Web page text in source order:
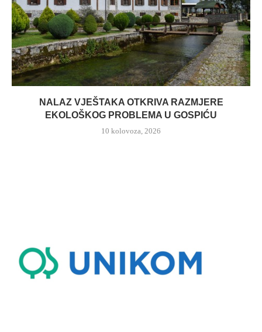
NALAZ VJEŠTAKA OTKRIVA RAZMJERE
EKOLOŠKOG PROBLEMA U GOSPIĆU
10 kolovoza, 2026